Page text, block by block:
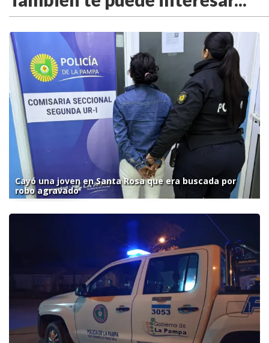
Cayó una joven en Santa Rosa que era buscada por
robo agravado